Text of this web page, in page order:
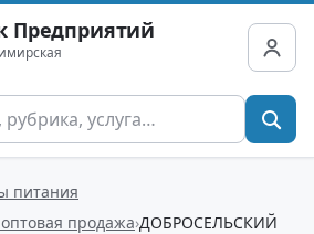
Предприятий
питания
продажа ДОБРОСЕЛЬСКИЙ